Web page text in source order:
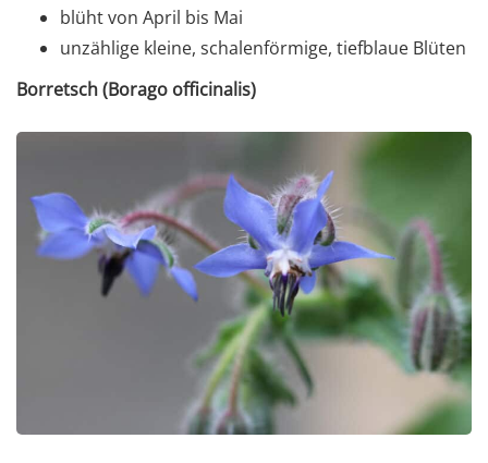
blüht von April bis Mai
unzählige kleine, schalenförmige, tiefblaue Blüten
Borretsch (Borago officinalis)